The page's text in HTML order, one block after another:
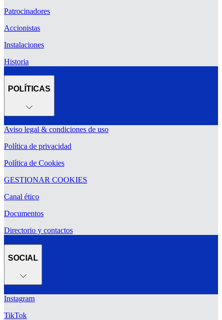
Patrocinadores
Accionistas
Instalaciones
Historia
POLÍTICAS
Aviso legal & condiciones de uso
Política de privacidad
Política de Cookies
GESTIONAR COOKIES
Canal ético
Documentos
Directorio y contactos
SOCIAL
Instagram
TikTok